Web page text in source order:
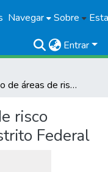
Navegar Sobre
Entrar
Setorização de áreas de risco geológico: Brasília, Distrito Federal
risco
Federal